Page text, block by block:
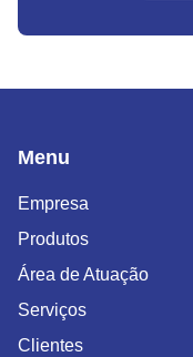
Menu
Empresa
Produtos
Área de Atuação
Serviços
Clientes